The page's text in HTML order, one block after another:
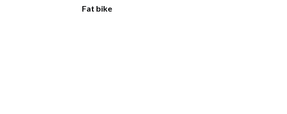
Fat bike